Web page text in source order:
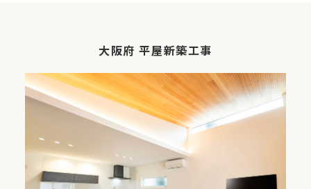
大阪府 平屋新築工事